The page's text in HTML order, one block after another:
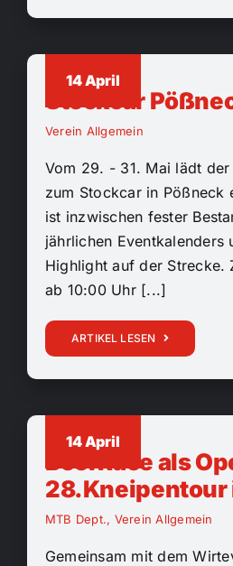
14 April
Stockcar
Verein Allgemein
Vom 29. - 31. Mai lädt der
zum Stockcar in Pößneck
ist inzwischen fester
jährlichen Eventkalenders
Highlight auf der Strecke.
ab 10:00 Uhr [...]
ARTIKEL LESEN
14 April
BeerRace als
28.Kneipentour
MTB Dept., Verein Allgemein
Gemeinsam mit dem